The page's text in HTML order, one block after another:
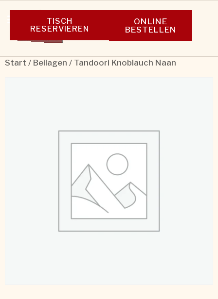
TISCH
RESERVIEREN
ONLINE
BESTELLEN
Start / Beilagen / Tandoori Knoblauch Naan